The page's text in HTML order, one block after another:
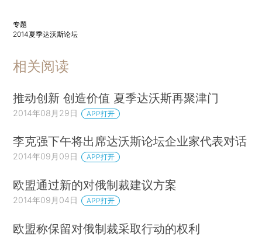
专题
2014夏季达沃斯论坛
相关阅读
推动创新 创造价值 夏季达沃斯再聚津门
2014年08月29日 APP打开
李克强下午将出席达沃斯论坛企业家代表对话
2014年09月09日 APP打开
欧盟通过新的对俄制裁建议方案
2014年09月04日 APP打开
欧盟称保留对俄制裁采取行动的权利